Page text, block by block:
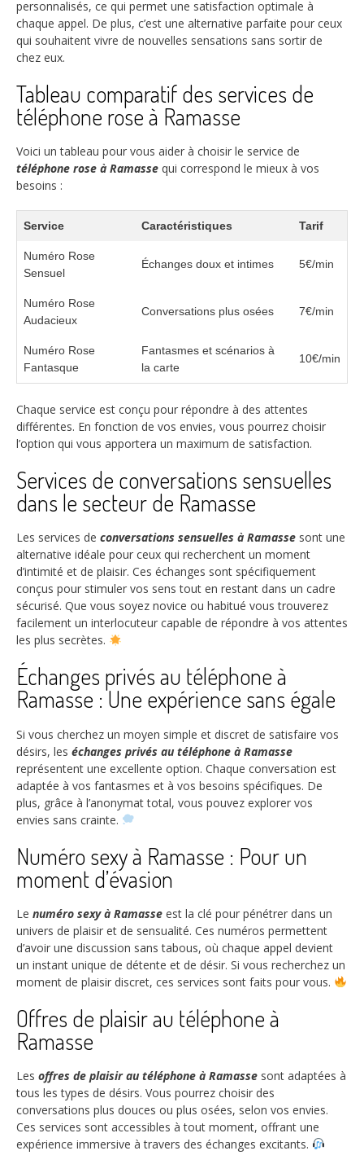
personnalisés, ce qui permet une satisfaction optimale à
chaque appel. De plus, c’est une alternative parfaite pour ceux
qui souhaitent vivre de nouvelles sensations sans sortir de
chez eux.
Tableau comparatif des services de
téléphone rose à Ramasse
Voici un tableau pour vous aider à choisir le service de
téléphone rose à Ramasse qui correspond le mieux à vos
besoins :
Service Caractéristiques Tarif
Numéro Rose
Sensuel
Échanges doux et intimes 5€/min
Numéro Rose
Audacieux
Conversations plus osées 7€/min
Numéro Rose
Fantasque
Fantasmes et scénarios à
la carte
10€/min
Chaque service est conçu pour répondre à des attentes
différentes. En fonction de vos envies, vous pourrez choisir
l’option qui vous apportera un maximum de satisfaction.
Services de conversations sensuelles
dans le secteur de Ramasse
Les services de conversations sensuelles à Ramasse sont une
alternative idéale pour ceux qui recherchent un moment
d’intimité et de plaisir. Ces échanges sont spécifiquement
conçus pour stimuler vos sens tout en restant dans un cadre
sécurisé. Que vous soyez novice ou habitué vous trouverez
facilement un interlocuteur capable de répondre à vos attentes
les plus secrètes.
Échanges privés au téléphone à
Ramasse : Une expérience sans égale
Si vous cherchez un moyen simple et discret de satisfaire vos
désirs, les échanges privés au téléphone à Ramasse
représentent une excellente option. Chaque conversation est
adaptée à vos fantasmes et à vos besoins spécifiques. De
plus, grâce à l’anonymat total, vous pouvez explorer vos
envies sans crainte.
Numéro sexy à Ramasse : Pour un
moment d’évasion
Le numéro sexy à Ramasse est la clé pour pénétrer dans un
univers de plaisir et de sensualité. Ces numéros permettent
d’avoir une discussion sans tabous, où chaque appel devient
un instant unique de détente et de désir. Si vous recherchez un
moment de plaisir discret, ces services sont faits pour vous.
Offres de plaisir au téléphone à
Ramasse
Les offres de plaisir au téléphone à Ramasse sont adaptées à
tous les types de désirs. Vous pourrez choisir des
conversations plus douces ou plus osées, selon vos envies.
Ces services sont accessibles à tout moment, offrant une
expérience immersive à travers des échanges excitants.